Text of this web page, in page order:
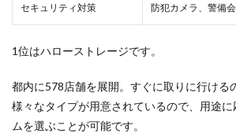
セキュリティ対策 防犯カメラ、警備
1位はハローストレージです。
都内に578店舗を展開。すぐに取りに行ける
様々なタイプが用意されているので、用途
ムを選ぶことが可能です。